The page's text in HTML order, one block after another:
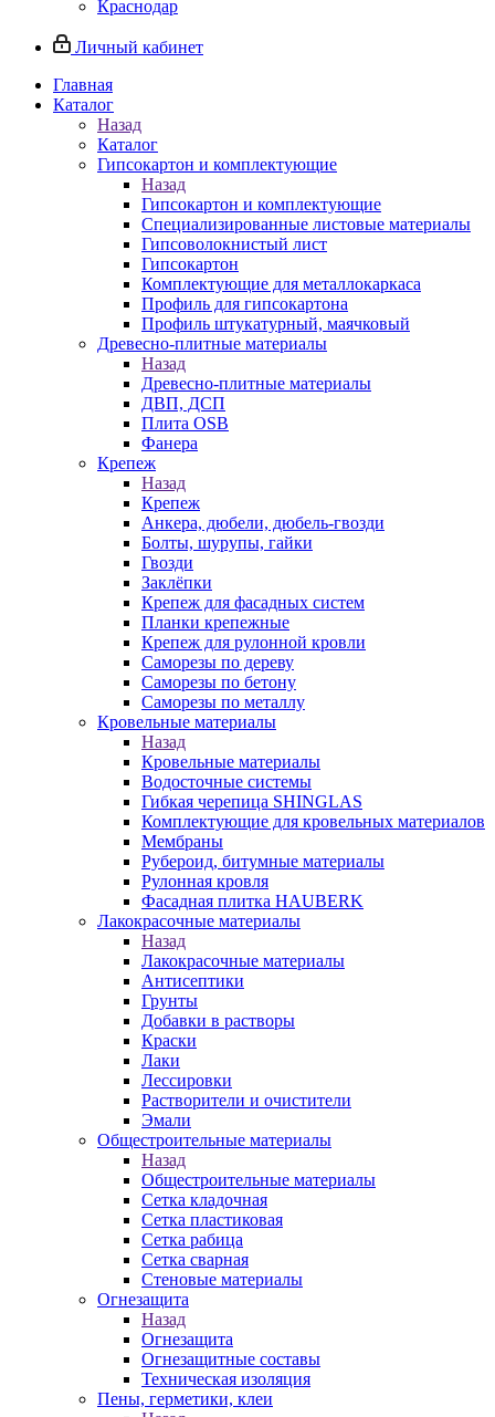
Краснодар
Личный кабинет
Главная
Каталог
Назад
Каталог
Гипсокартон и комплектующие
Назад
Гипсокартон и комплектующие
Специализированные листовые материалы
Гипсоволокнистый лист
Гипсокартон
Комплектующие для металлокаркаса
Профиль для гипсокартона
Профиль штукатурный, маячковый
Древесно-плитные материалы
Назад
Древесно-плитные материалы
ДВП, ДСП
Плита OSB
Фанера
Крепеж
Назад
Крепеж
Анкера, дюбели, дюбель-гвозди
Болты, шурупы, гайки
Гвозди
Заклёпки
Крепеж для фасадных систем
Планки крепежные
Крепеж для рулонной кровли
Саморезы по дереву
Саморезы по бетону
Саморезы по металлу
Кровельные материалы
Назад
Кровельные материалы
Водосточные системы
Гибкая черепица SHINGLAS
Комплектующие для кровельных материалов
Мембраны
Рубероид, битумные материалы
Рулонная кровля
Фасадная плитка HAUBERK
Лакокрасочные материалы
Назад
Лакокрасочные материалы
Антисептики
Грунты
Добавки в растворы
Краски
Лаки
Лессировки
Растворители и очистители
Эмали
Общестроительные материалы
Назад
Общестроительные материалы
Сетка кладочная
Сетка пластиковая
Сетка рабица
Сетка сварная
Стеновые материалы
Огнезащита
Назад
Огнезащита
Огнезащитные составы
Техническая изоляция
Пены, герметики, клеи